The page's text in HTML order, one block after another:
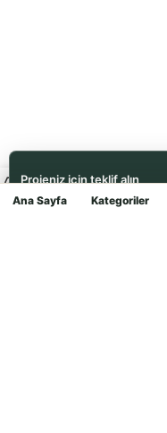
Ana Sayfa Kategoriler
Projeniz için teklif alın